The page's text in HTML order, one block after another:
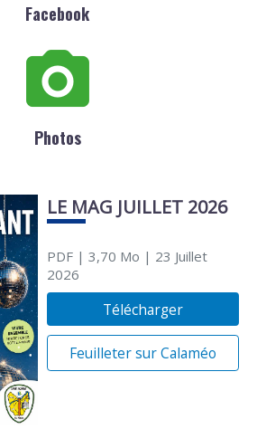
Facebook
Photos
LE MAG JUILLET 2026
PDF| 3,70 Mo | 23 Juillet
2026
Télécharger
Feuilleter sur Calaméo